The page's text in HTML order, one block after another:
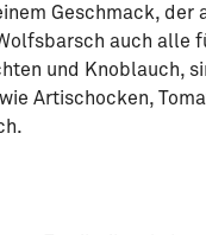
Geschmack, der
auch alle
und Knoblauch,
Artischocken,